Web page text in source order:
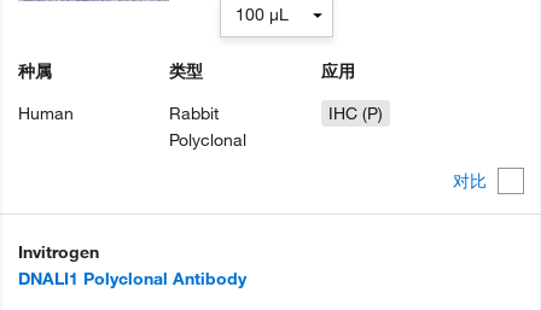
对比
种属
Human
类型
Rabbit
Polyclonal
应用
IHC (P)
100 µL
Invitrogen
DNALI1 Polyclonal Antibody